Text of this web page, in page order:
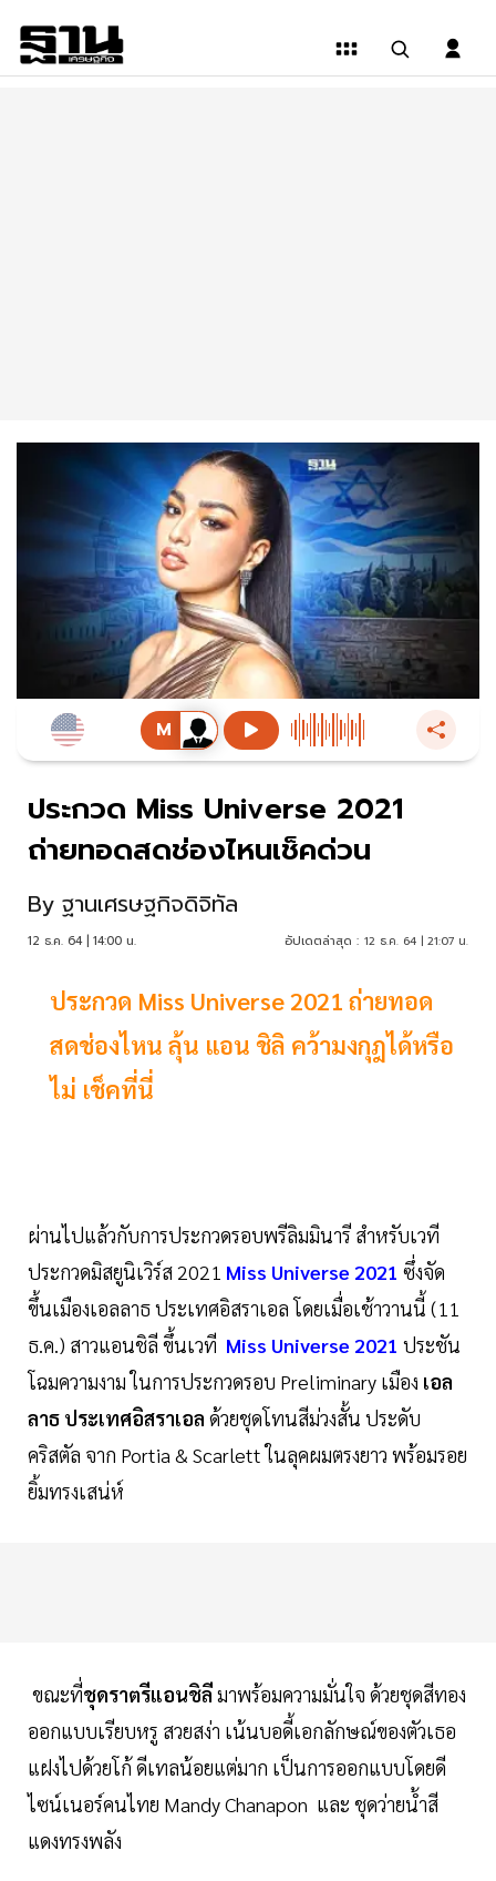
ประกวด Miss Universe 2021
ถ่ายทอดสดช่องไหนเช็คด่วน
By ฐานเศรษฐกิจดิจิทัล
12 ธ.ค. 64 | 14:00 น. อัปเดตล่าสุด : 12 ธ.ค. 64 | 21:07 น.
ประกวด Miss Universe 2021 ถ่ายทอด
สดช่องไหน ลุ้น แอน ชิลิ คว้ามงกุฎได้หรือ
ไม่ เช็คที่นี่
ผ่านไปแล้วกับการประกวดรอบพรีลิมมินารี สำหรับเวที
ประกวดมิสยูนิเวิร์ส 2021 Miss Universe 2021 ซึ่งจัด
ขึ้นเมืองเอลลาธ ประเทศอิสราเอล โดยเมื่อเช้าวานนี้ (11
ธ.ค.) สาวแอนชิลี ขึ้นเวที Miss Universe 2021 ประชัน
โฉมความงาม ในการประกวดรอบ Preliminary เมือง เอล
ลาธ ประเทศอิสราเอล ด้วยชุดโทนสีม่วงสั้น ประดับ
คริสตัล จาก Portia & Scarlett ในลุคผมตรงยาว พร้อมรอย
ยิ้มทรงเสน่ห์
ขณะที่ชุดราตรีแอนชิลีมาพร้อมความมั่นใจ ด้วยชุดสีทอง
ออกแบบเรียบหรู สวยสง่า เน้นบอดี้เอกลักษณ์ของตัวเธอ
แฝงไปด้วยโก้ ดีเทลน้อยแต่มาก เป็นการออกแบบโดยดี
ไซน์เนอร์คนไทย Mandy Chanapon และ ชุดว่ายน้ำสี
แดงทรงพลัง